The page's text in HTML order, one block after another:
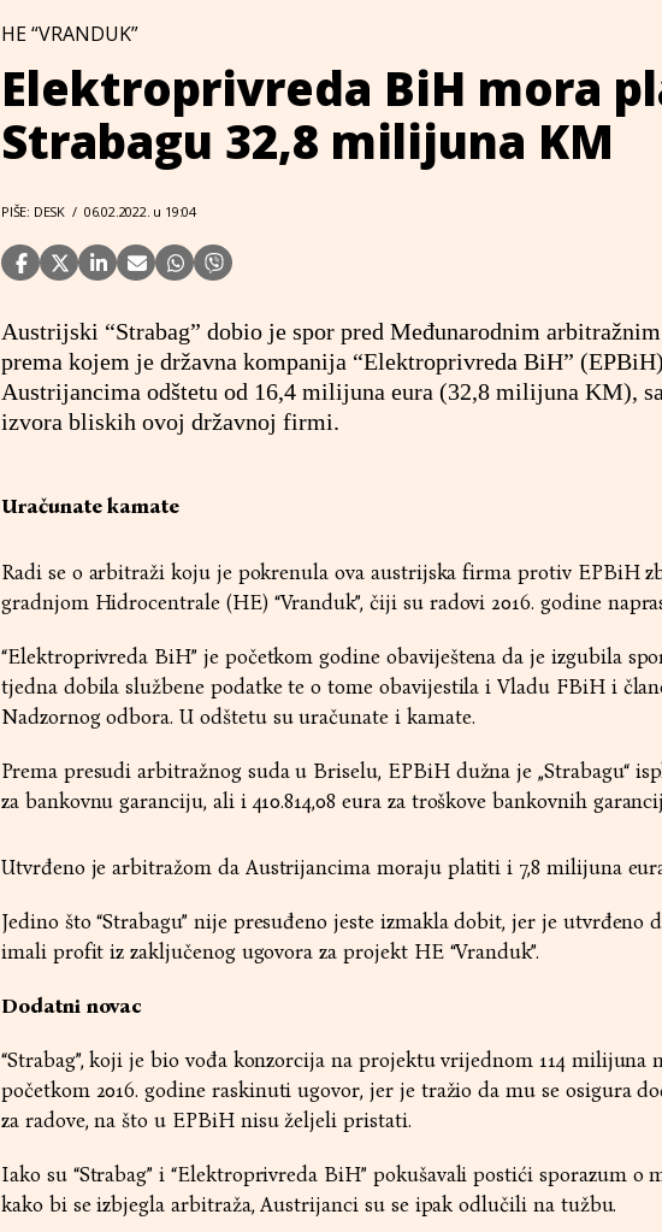
HE “VRANDUK”
Elektroprivreda BiH mora
Strabagu 32,8 milijuna KM
PIŠE: DESK / 06.02.2022. u 19:04
Austrijski “Strabag” dobio je spor pred Međunarodnim
prema kojem je državna kompanija “Elektroprivreda BiH”
Austrijancima odštetu od 16,4 milijuna eura (32,8 milijuna KM),
izvora bliskih ovoj državnoj firmi.
Uračunate kamate
Radi se o arbitraži koju je pokrenula ova austrijska firma protiv EPBiH
gradnjom Hidrocentrale (HE) “Vranduk”, čiji su radovi 2016. godine
“Elektroprivreda BiH” je početkom godine obaviještena da je izgubila
tjedna dobila službene podatke te o tome obavijestila i Vladu FBiH i
Nadzornog odbora. U odštetu su uračunate i kamate.
Prema presudi arbitražnog suda u Briselu, EPBiH dužna je „Strabagu“
za bankovnu garanciju, ali i 410.814,08 eura za troškove bankovnih
Utvrđeno je arbitražom da Austrijancima moraju platiti i 7,8 milijuna
Jedino što “Strabagu” nije presuđeno jeste izmakla dobit, jer je utvrđeno
imali profit iz zaključenog ugovora za projekt HE “Vranduk”.
Dodatni novac
“Strabag”, koji je bio vođa konzorcija na projektu vrijednom 114 milijuna
početkom 2016. godine raskinuti ugovor, jer je tražio da mu se osigura
za radove, na što u EPBiH nisu željeli pristati.
Iako su “Strabag” i “Elektroprivreda BiH” pokušavali postići sporazum o
kako bi se izbjegla arbitraža, Austrijanci su se ipak odlučili na tužbu.